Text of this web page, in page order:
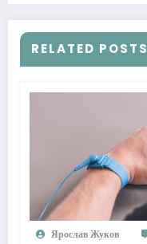
RELATED POSTS
Ярослав Жуков